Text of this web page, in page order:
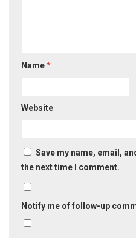
Name*
Website
Save my name, email,
the next time I comment.
Notify me of follow-up